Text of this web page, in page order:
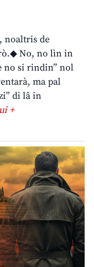
noaltris de
No, no lìn in
no si rindin” nol
ma pal
di lâ in
+